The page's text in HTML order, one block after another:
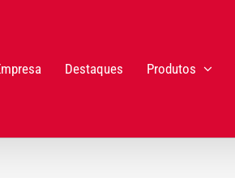
Destaques Produtos